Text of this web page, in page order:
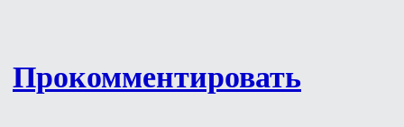
Прокомментировать